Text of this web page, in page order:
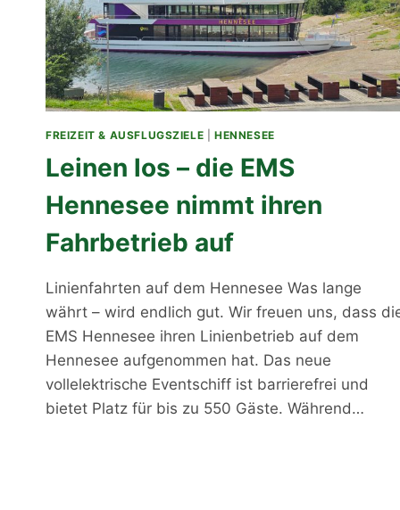
FREIZEIT & AUSFLUGSZIELE |HENNESEE
Leinen los – die EMS
Hennesee nimmt ihren
Fahrbetrieb auf
Linienfahrten auf dem Hennesee Was lange
währt – wird endlich gut. Wir freuen uns, dass
EMS Hennesee ihren Linienbetrieb auf dem
Hennesee aufgenommen hat. Das neue
vollelektrische Eventschiff ist barrierefrei und
bietet Platz für bis zu 550 Gäste. Während…